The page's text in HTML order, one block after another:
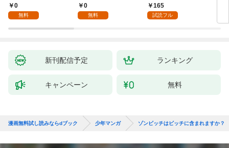
る～不人気の支援魔術
師は給料泥棒だと魔術
が、出世した元教え子
0
無料
魔術師～辺境の地でス
ローライフを夢見る
0
無料
(話売り) #1
165
試読フル
新刊配信予定 ランキング
キャンペーン 無料
漫画無料試し読みならdブック 少年マンガ ゾンビッチはビッチに含まれますか？